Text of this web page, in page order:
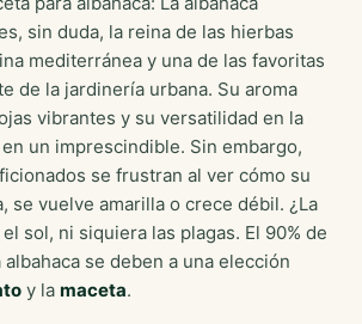
sin duda, la reina de las hierbas
mediterránea y una de las favoritas
de la jardinería urbana. Su aroma
vibrantes y su versatilidad en la
un imprescindible. Sin embargo,
se frustran al ver cómo su
se vuelve amarilla o crece débil. ¿La
sol, ni siquiera las plagas. El 90% de
se deben a una elección
y la maceta.